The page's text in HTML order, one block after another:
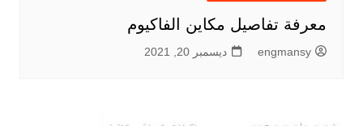
معرفة تفاصيل مكاين الفاكيوم
engmansy ديسمبر 20, 2021